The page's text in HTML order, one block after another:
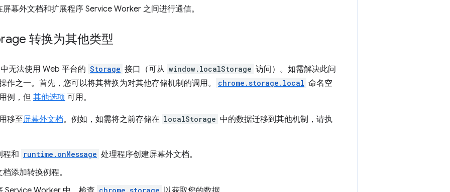
幕外文档和扩展程序 Service Worker 之间进行通信。
转换为其他类型
无法使用 Web 平台的 Storage 接口（可从 window.localStorage 访问）。如需解决此问
作之一。首先，您可以将其替换为对其他存储机制的调用。
chrome.storage.local 命名空
例，但 其他选项 可用。
移至屏幕外文档。例如，如需将之前存储在 localStorage 中的数据迁移到其他机制，请执
程和 runtime.onMessage 处理程序创建屏幕外文档。
添加转换例程。